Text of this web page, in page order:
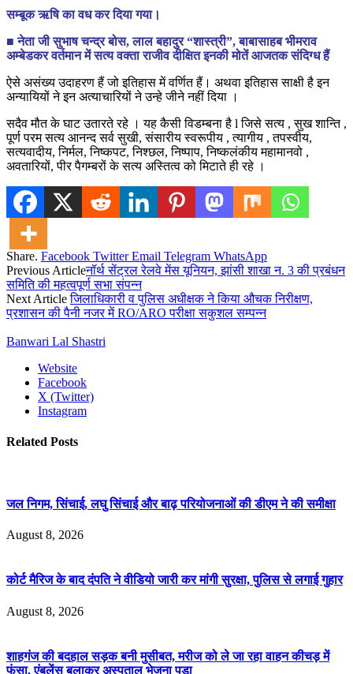
सम्बूक ऋषि का वध कर दिया गया।
■ नेता जी सुभाष चन्द्र बोस, लाल बहादुर “शास्त्री”, बाबासाहब भीमराव
अम्बेडकर वर्तमान में सत्य वक्ता राजीव दीक्षित इनकी मोतें आजतक संदिग्ध हैं
ऐसे असंख्य उदाहरण हैं जो इतिहास में वर्णित हैं। अथवा इतिहास साक्षी है इन
अन्यायियों ने इन अत्याचारियों ने उन्हे जीने नहीं दिया ।
सदैव मौत के घाट उतारते रहे । यह कैसी विडम्बना है l जिसे सत्य , सुख शान्ति ,
पूर्ण परम सत्य आनन्द सर्व सुखी, संसारीय स्वरूपीय , त्यागीय , तपस्वीय,
सत्यवादीय, निर्मल, निष्कपट, निश्छल, निष्पाप, निष्कलंकीय महामानवो ,
अवतारियों, पीर पैगम्बरों के सत्य अस्तित्व को मिटाते ही रहे ।
Share. Facebook Twitter Email Telegram WhatsApp
Previous Articleनॉर्थ सेंट्रल रेलवे मेंस यूनियन, झांसी शाखा न. 3 की प्रबंधन
समिति की महत्वपूर्ण सभा संपन्न
Next Articleजिलाधिकारी व पुलिस अधीक्षक ने किया औचक निरीक्षण,
प्रशासन की पैनी नजर में RO/ARO परीक्षा सकुशल सम्पन्न
Banwari Lal Shastri
Website
Facebook
X (Twitter)
Instagram
Related Posts
जल निगम, सिंचाई, लघु सिंचाई और बाढ़ परियोजनाओं की डीएम ने की समीक्षा
August 8, 2026
कोर्ट मैरिज के बाद दंपति ने वीडियो जारी कर मांगी सुरक्षा, पुलिस से लगाई गुहार
August 8, 2026
शाहगंज की बदहाल सड़क बनी मुसीबत, मरीज को ले जा रहा वाहन कीचड़ में
फंसा, एंबुलेंस बुलाकर अस्पताल भेजना पड़ा